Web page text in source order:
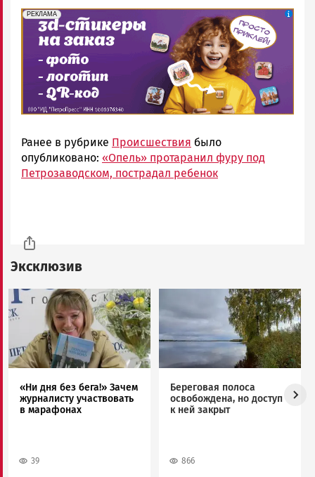
erid: 2SDnjePV7ZG
РЕКЛАМА
Реклама
Ранее в рубрике Происшествия было
опубликовано: «Опель» протаранил фуру под
Петрозаводском, пострадал ребенок
Эксклюзив
Image
«Ни дня без бега!» Зачем
журналисту участвовать
в марафонах
39
Береговая полоса
освобождена, но доступ
к ней закрыт
866